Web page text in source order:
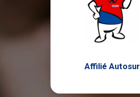
Affilié Autosur